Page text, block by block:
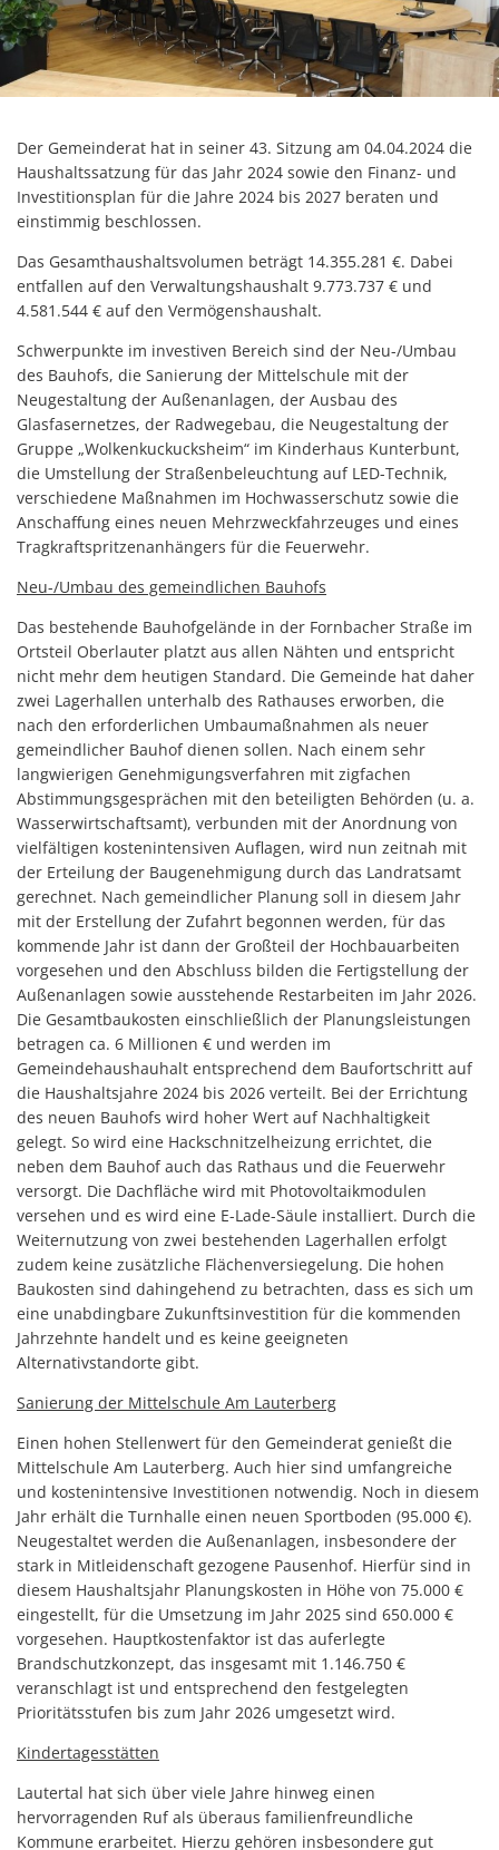
Kommunenfunk
Konsumverbot von Cannabis
Der Gemeinderat hat in seiner 43. Sitzung am 04.04.2024 die
Haushaltssatzung für das Jahr 2024 sowie den Finanz- und
Investitionsplan für die Jahre 2024 bis 2027 beraten und
einstimmig beschlossen.
Das Gesamthaushaltsvolumen beträgt 14.355.281 €. Dabei
entfallen auf den Verwaltungshaushalt 9.773.737 € und
4.581.544 € auf den Vermögenshaushalt.
Schwerpunkte im investiven Bereich sind der Neu-/Umbau
des Bauhofs, die Sanierung der Mittelschule mit der
Neugestaltung der Außenanlagen, der Ausbau des
Glasfasernetzes, der Radwegebau, die Neugestaltung der
Gruppe „Wolkenkuckucksheim“ im Kinderhaus Kunterbunt,
die Umstellung der Straßenbeleuchtung auf LED-Technik,
verschiedene Maßnahmen im Hochwasserschutz sowie die
Anschaffung eines neuen Mehrzweckfahrzeuges und eines
Tragkraftspritzenanhängers für die Feuerwehr.
Neu-/Umbau des gemeindlichen Bauhofs
Das bestehende Bauhofgelände in der Fornbacher Straße im
Ortsteil Oberlauter platzt aus allen Nähten und entspricht
nicht mehr dem heutigen Standard. Die Gemeinde hat daher
zwei Lagerhallen unterhalb des Rathauses erworben, die
nach den erforderlichen Umbaumaßnahmen als neuer
gemeindlicher Bauhof dienen sollen. Nach einem sehr
langwierigen Genehmigungsverfahren mit zigfachen
Abstimmungsgesprächen mit den beteiligten Behörden (u. a.
Wasserwirtschaftsamt), verbunden mit der Anordnung von
vielfältigen kostenintensiven Auflagen, wird nun zeitnah mit
der Erteilung der Baugenehmigung durch das Landratsamt
gerechnet. Nach gemeindlicher Planung soll in diesem Jahr
mit der Erstellung der Zufahrt begonnen werden, für das
kommende Jahr ist dann der Großteil der Hochbauarbeiten
vorgesehen und den Abschluss bilden die Fertigstellung der
Außenanlagen sowie ausstehende Restarbeiten im Jahr 2026.
Die Gesamtbaukosten einschließlich der Planungsleistungen
betragen ca. 6 Millionen € und werden im
Gemeindehaushauhalt entsprechend dem Baufortschritt auf
die Haushaltsjahre 2024 bis 2026 verteilt. Bei der Errichtung
des neuen Bauhofs wird hoher Wert auf Nachhaltigkeit
gelegt. So wird eine Hackschnitzelheizung errichtet, die
neben dem Bauhof auch das Rathaus und die Feuerwehr
versorgt. Die Dachfläche wird mit Photovoltaikmodulen
versehen und es wird eine E-Lade-Säule installiert. Durch die
Weiternutzung von zwei bestehenden Lagerhallen erfolgt
zudem keine zusätzliche Flächenversiegelung. Die hohen
Baukosten sind dahingehend zu betrachten, dass es sich um
eine unabdingbare Zukunftsinvestition für die kommenden
Jahrzehnte handelt und es keine geeigneten
Alternativstandorte gibt.
Sanierung der Mittelschule Am Lauterberg
Einen hohen Stellenwert für den Gemeinderat genießt die
Mittelschule Am Lauterberg. Auch hier sind umfangreiche
und kostenintensive Investitionen notwendig. Noch in diesem
Jahr erhält die Turnhalle einen neuen Sportboden (95.000 €).
Neugestaltet werden die Außenanlagen, insbesondere der
stark in Mitleidenschaft gezogene Pausenhof. Hierfür sind in
diesem Haushaltsjahr Planungskosten in Höhe von 75.000 €
eingestellt, für die Umsetzung im Jahr 2025 sind 650.000 €
vorgesehen. Hauptkostenfaktor ist das auferlegte
Brandschutzkonzept, das insgesamt mit 1.146.750 €
veranschlagt ist und entsprechend den festgelegten
Prioritätsstufen bis zum Jahr 2026 umgesetzt wird.
Kindertagesstätten
Lautertal hat sich über viele Jahre hinweg einen
hervorragenden Ruf als überaus familienfreundliche
Kommune erarbeitet. Hierzu gehören insbesondere gut